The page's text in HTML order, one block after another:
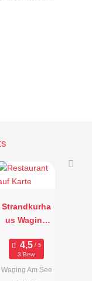
Strandkurha
us Waging
3 Bew.
Waging Am See